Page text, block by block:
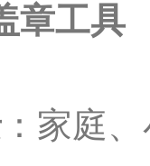
章工具
：家庭